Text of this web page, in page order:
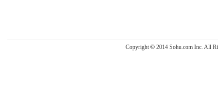
Copyright © 2014 Sohu.com Inc. All